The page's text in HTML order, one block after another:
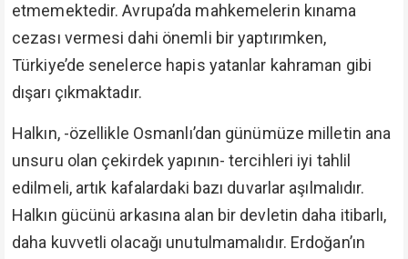
etmemektedir. Avrupa’da mahkemelerin kınama
cezası vermesi dahi önemli bir yaptırımken,
Türkiye’de senelerce hapis yatanlar kahraman gibi
dışarı çıkmaktadır.
Halkın, -özellikle Osmanlı’dan günümüze milletin ana
unsuru olan çekirdek yapının- tercihleri iyi tahlil
edilmeli, artık kafalardaki bazı duvarlar aşılmalıdır.
Halkın gücünü arkasına alan bir devletin daha itibarlı,
daha kuvvetli olacağı unutulmamalıdır. Erdoğan’ın